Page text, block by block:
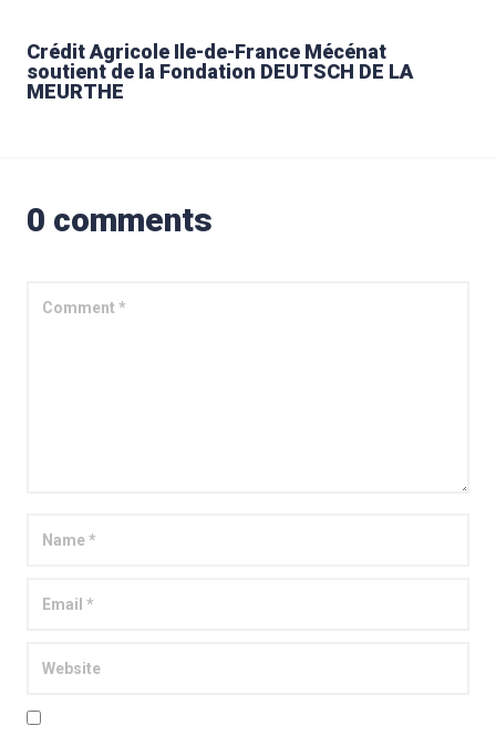
Crédit Agricole Ile-de-France Mécénat
soutient de la Fondation DEUTSCH DE LA
MEURTHE
0 comments